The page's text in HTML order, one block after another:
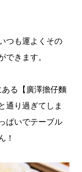
つも運よくその
できます。
る【廣澤擔仔麵
通り過ぎてしま
ぱいでテーブル
！